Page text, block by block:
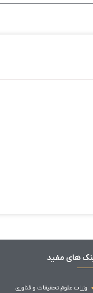
های مفید
وزرات علوم تحقیقات و فناوری